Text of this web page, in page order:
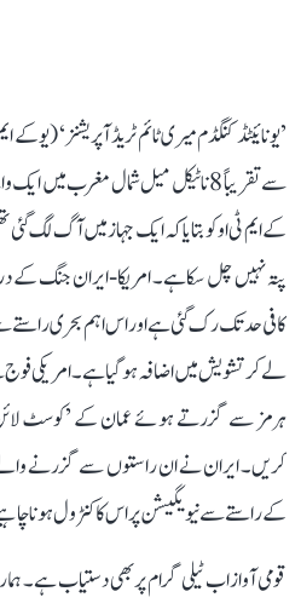
’یونائیٹڈ کنگڈم میری ٹائم ٹریڈ آپریشنز‘ (یو
سے تقریباً 8 ناٹیکل میل شمال مغرب
کے ایم ٹی او کو بتایا کہ ایک جہاز میں آگ لگ
پتہ نہیں چل سکا ہے۔ امریکا-ایران جنگ
کافی حد تک رک گئی ہے اور اس اہم بحری
لے کر تشویش میں اضافہ ہو گیا ہے۔ امریکی فوج
ہرمز سے گزرتے ہوئے عمان کے ’کوسٹ
کریں۔ ایران نے ان راستوں سے گزرنے والے
کے راستے سے نیویگیشن پر اس کا کنٹرول ہونا
قومی آواز اب ٹیلی گرام پر بھی دستیاب ہے۔